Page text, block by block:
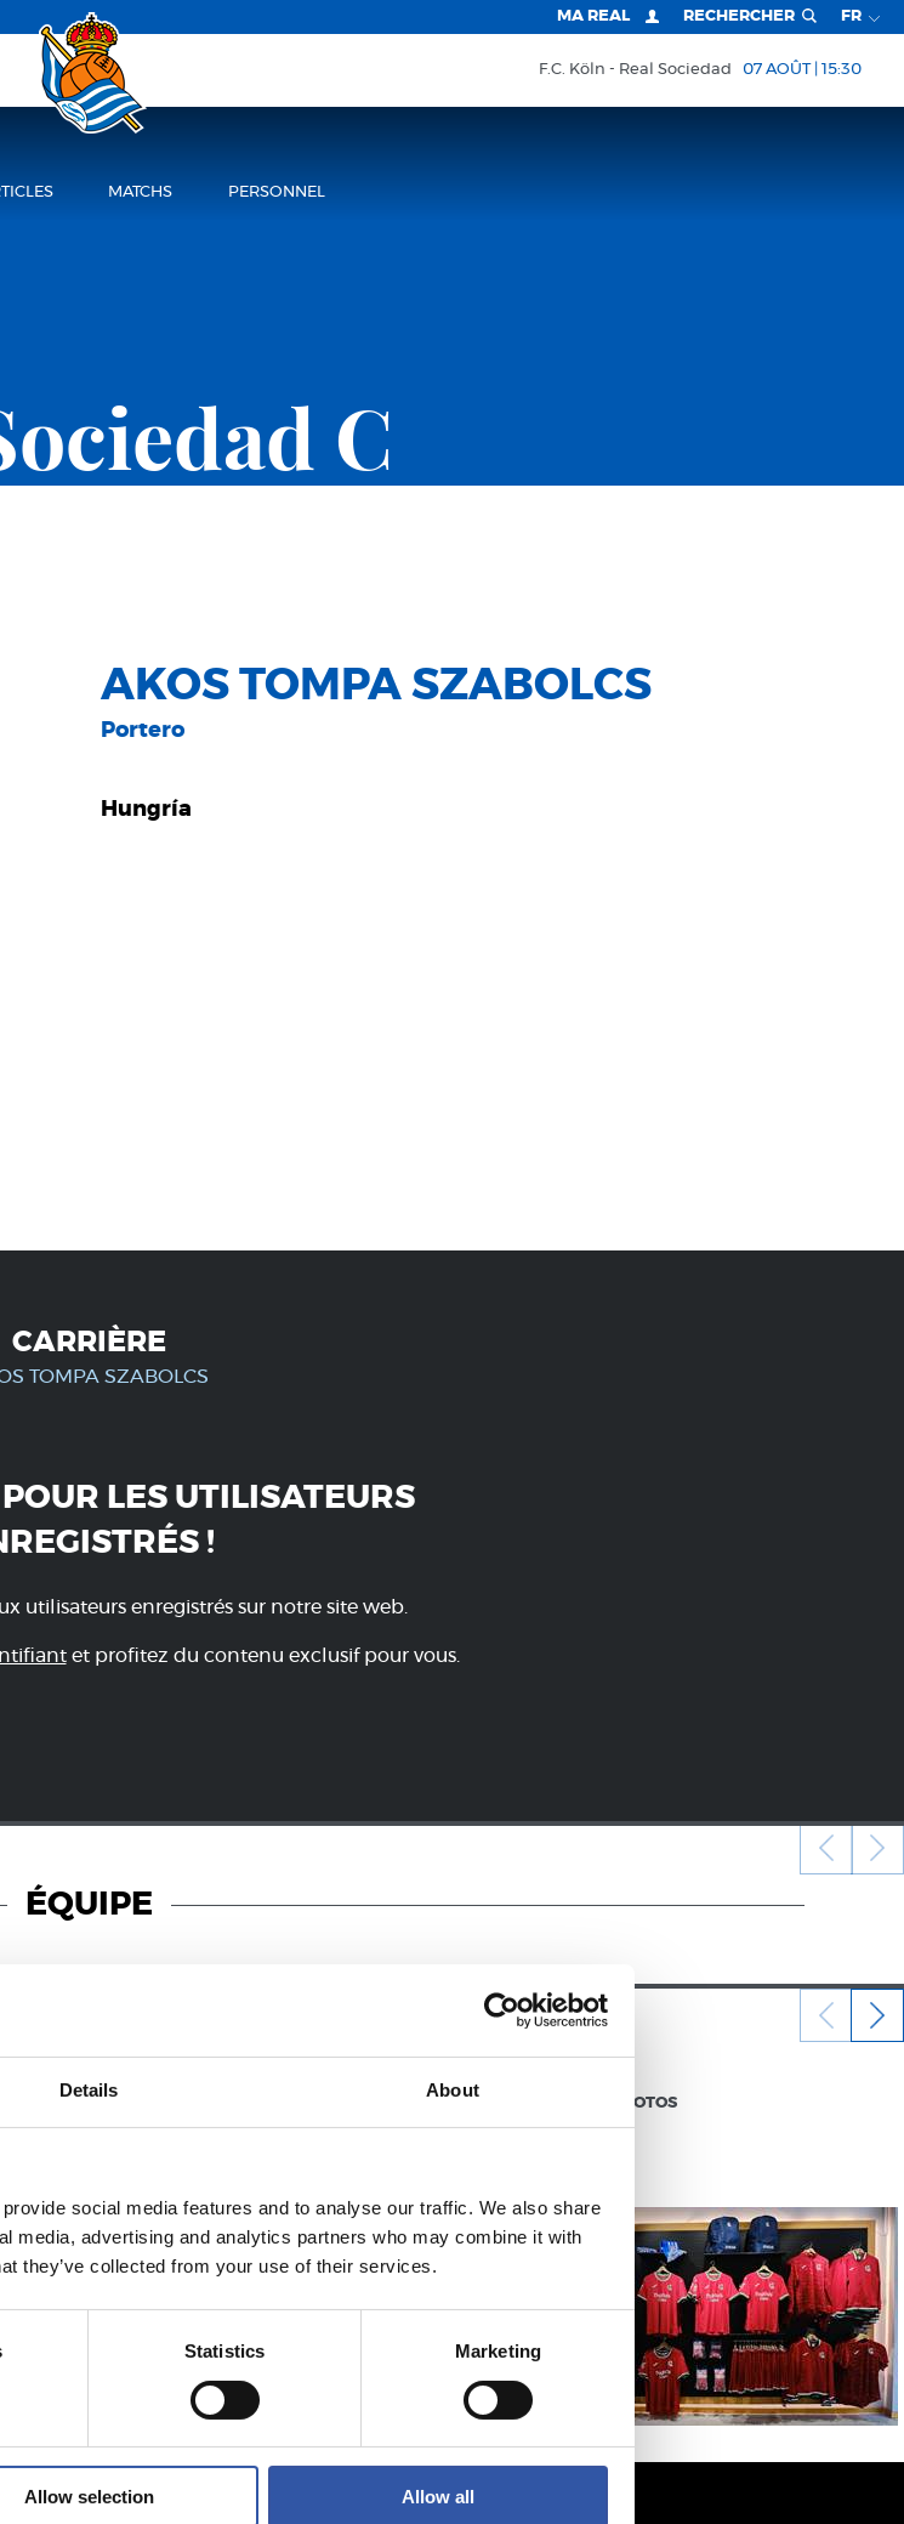
Details About
social media features and to analyse our traffic. We also share
media, advertising and analytics partners who may combine it with
they’ve collected from your use of their services.
Statistics Marketing
Allow selection Allow all
MA REAL RECHERCHER FR
F.C. Köln Real Sociedad 07 AOÛT | 15:30
MATCHS PERSONNEL
C
AKOS TOMPA SZABOLCS
Portero
Hungría
CARRIÈRE
TOMPA SZABOLCS
LES UTILISATEURS
!
utilisateurs enregistrés sur notre site web.
et profitez du contenu exclusif pour vous.
ÉQUIPE
Verrouillé
GALERIE DE PHOTOS